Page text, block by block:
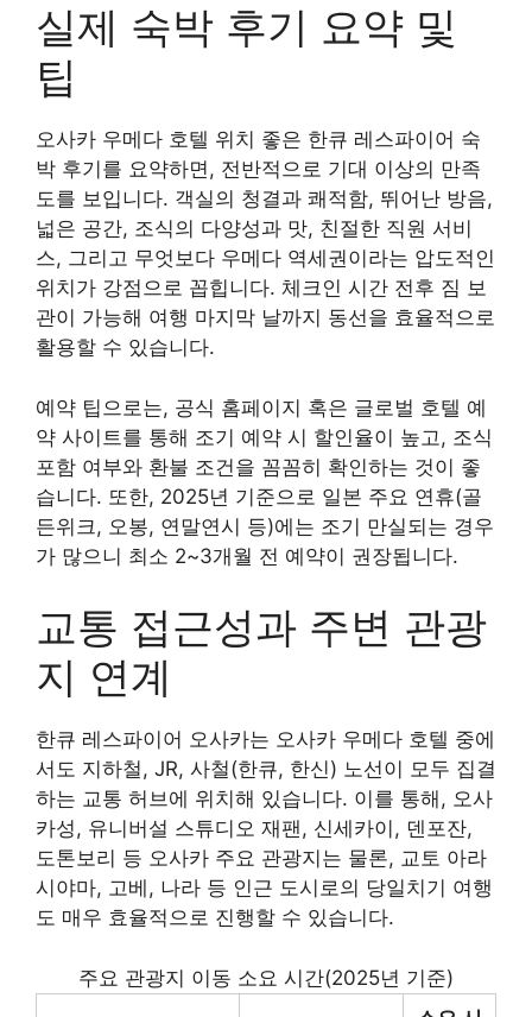
실제 숙박 후기 요약 및
팁
오사카 우메다 호텔 위치 좋은 한큐 레스파이어 숙
박 후기를 요약하면, 전반적으로 기대 이상의 만족
도를 보입니다. 객실의 청결과 쾌적함, 뛰어난 방음,
넓은 공간, 조식의 다양성과 맛, 친절한 직원 서비
스, 그리고 무엇보다 우메다 역세권이라는 압도적인
위치가 강점으로 꼽힙니다. 체크인 시간 전후 짐 보
관이 가능해 여행 마지막 날까지 동선을 효율적으로
활용할 수 있습니다.
예약 팁으로는, 공식 홈페이지 혹은 글로벌 호텔 예
약 사이트를 통해 조기 예약 시 할인율이 높고, 조식
포함 여부와 환불 조건을 꼼꼼히 확인하는 것이 좋
습니다. 또한, 2025년 기준으로 일본 주요 연휴(골
든위크, 오봉, 연말연시 등)에는 조기 만실되는 경우
가 많으니 최소 2~3개월 전 예약이 권장됩니다.
교통 접근성과 주변 관광
지 연계
한큐 레스파이어 오사카는 오사카 우메다 호텔 중에
서도 지하철, JR, 사철(한큐, 한신) 노선이 모두 집결
하는 교통 허브에 위치해 있습니다. 이를 통해, 오사
카성, 유니버설 스튜디오 재팬, 신세카이, 덴포잔,
도톤보리 등 오사카 주요 관광지는 물론, 교토 아라
시야마, 고베, 나라 등 인근 도시로의 당일치기 여행
도 매우 효율적으로 진행할 수 있습니다.
주요 관광지 이동 소요 시간(2025년 기준)